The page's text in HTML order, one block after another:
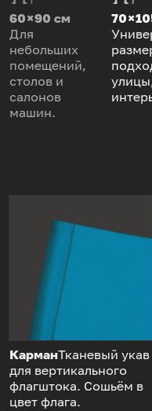
60 × 90 см
Для
небольших
помещений,
столов и
салонов
машин.
70 ×
КарманТканевый укав
для вертикального
флагштока. Сошьём в
цвет флага.